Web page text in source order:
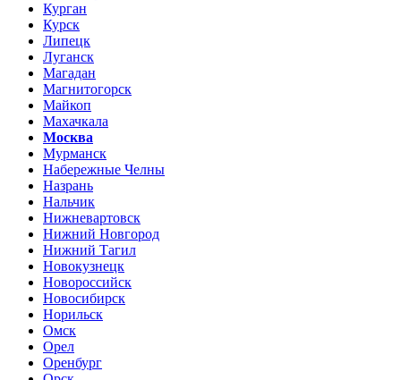
Курган
Курск
Липецк
Луганск
Магадан
Магнитогорск
Майкоп
Махачкала
Москва
Мурманск
Набережные Челны
Назрань
Нальчик
Нижневартовск
Нижний Новгород
Нижний Тагил
Новокузнецк
Новороссийск
Новосибирск
Норильск
Омск
Орел
Оренбург